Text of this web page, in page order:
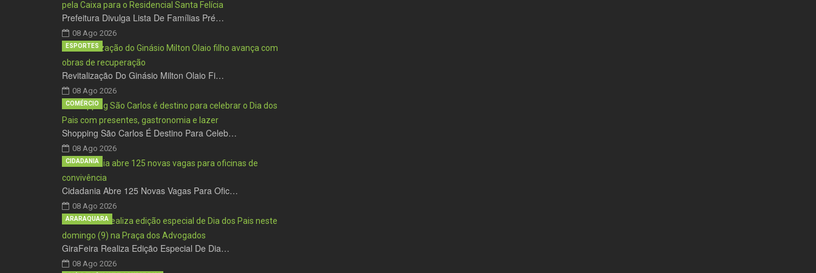
Prefeitura Divulga Lista De Famílias Pré…
08 Ago 2026
Revitalização Do Ginásio Milton Olaio Fi…
08 Ago 2026
ESPORTES
Shopping São Carlos É Destino Para Celeb…
08 Ago 2026
COMÉRCIO
Cidadania Abre 125 Novas Vagas Para Ofic…
08 Ago 2026
CIDADANIA
GiraFeira Realiza Edição Especial De Dia…
08 Ago 2026
ARARAQUARA